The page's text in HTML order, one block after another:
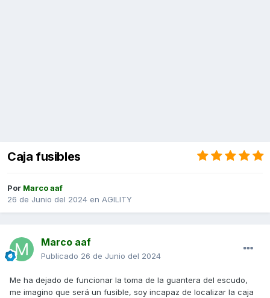
Caja fusibles
Por Marco aaf
26 de Junio del 2024 en AGILITY
Marco aaf
Publicado 26 de Junio del 2024
Me ha dejado de funcionar la toma de la guantera del escudo,
me imagino que será un fusible, soy incapaz de localizar la caja